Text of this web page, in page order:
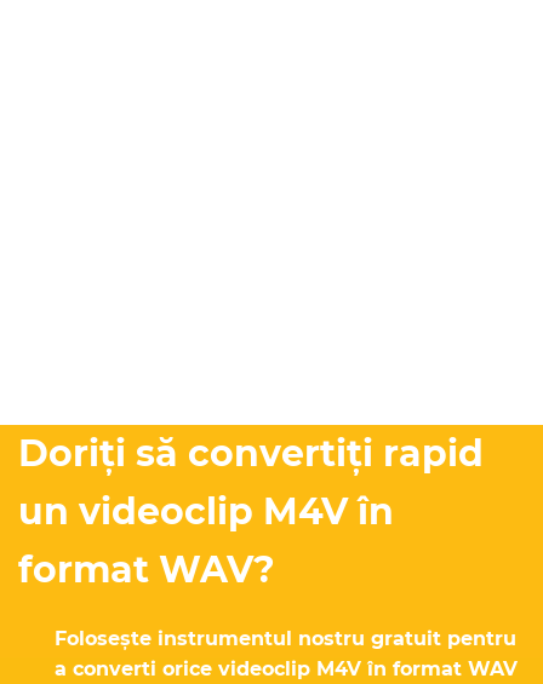
Doriți să convertiți rapid
un videoclip M4V în
format WAV?
Folosește instrumentul nostru gratuit pentru
a converti orice videoclip M4V în format WAV